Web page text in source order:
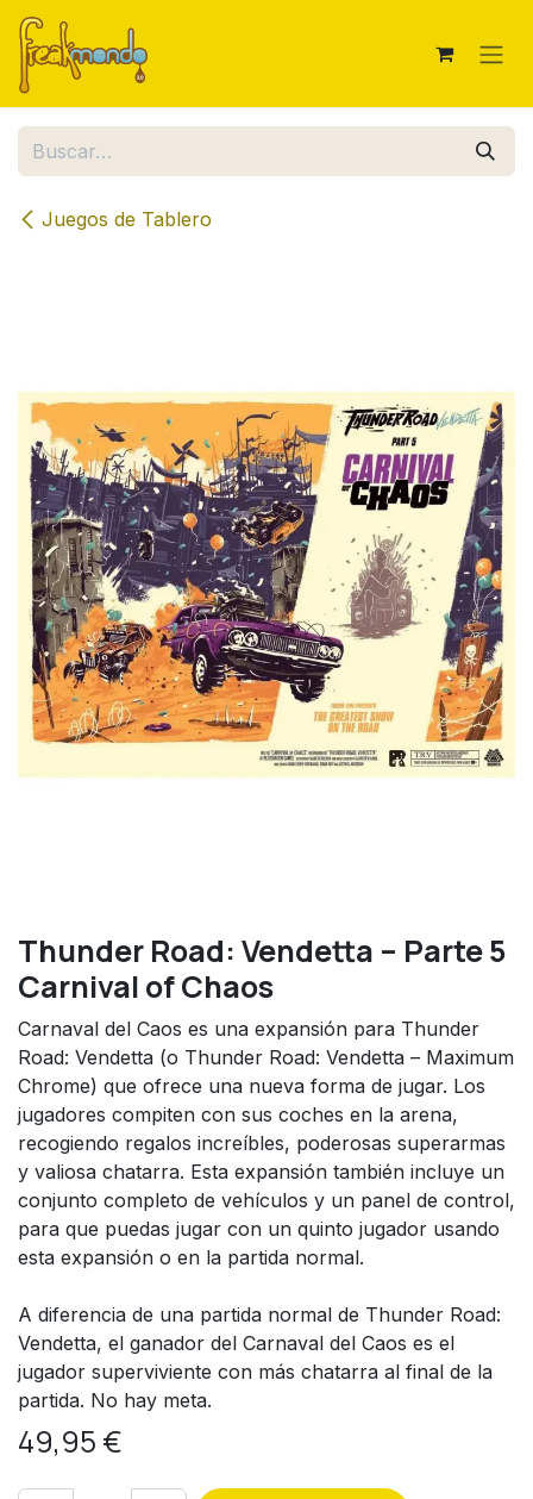
Ir al contenido
Juegos de Tablero
Thunder Road: Vendetta – Parte 5
Carnival of Chaos
Carnaval del Caos es una expansión para Thunder
Road: Vendetta (o Thunder Road: Vendetta – Maximum
Chrome) que ofrece una nueva forma de jugar. Los
jugadores compiten con sus coches en la arena,
recogiendo regalos increíbles, poderosas superarmas
y valiosa chatarra. Esta expansión también incluye un
conjunto completo de vehículos y un panel de control,
para que puedas jugar con un quinto jugador usando
esta expansión o en la partida normal.
A diferencia de una partida normal de Thunder Road:
Vendetta, el ganador del Carnaval del Caos es el
jugador superviviente con más chatarra al final de la
partida. No hay meta.
49,95 €